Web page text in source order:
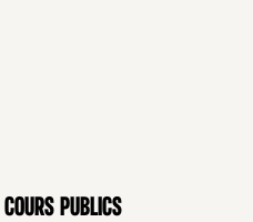
publics